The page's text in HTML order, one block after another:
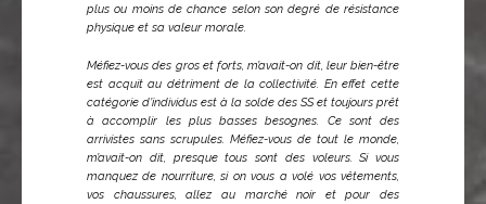
plus ou moins de chance selon son degré de résistance
physique et sa valeur morale.
Méfiez-vous des gros et forts, m’avait-on dit, leur bien-être
est acquit au détriment de la collectivité. En effet cette
catégorie d’individus est à la solde des SS et toujours prêt
à accomplir les plus basses besognes. Ce sont des
arrivistes sans scrupules. Méfiez-vous de tout le monde,
m’avait-on dit, presque tous sont des voleurs. Si vous
manquez de nourriture, si on vous a volé vos vêtements,
vos chaussures, allez au marché noir et pour des